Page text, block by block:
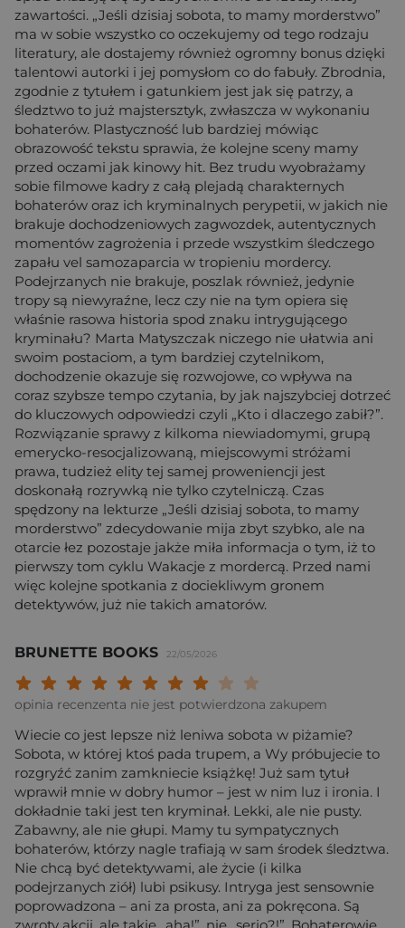
zawartości. „Jeśli dzisiaj sobota, to mamy morderstwo”
ma w sobie wszystko co oczekujemy od tego rodzaju
literatury, ale dostajemy również ogromny bonus dzięki
talentowi autorki i jej pomysłom co do fabuły. Zbrodnia,
zgodnie z tytułem i gatunkiem jest jak się patrzy, a
śledztwo to już majstersztyk, zwłaszcza w wykonaniu
bohaterów. Plastyczność lub bardziej mówiąc
obrazowość tekstu sprawia, że kolejne sceny mamy
przed oczami jak kinowy hit. Bez trudu wyobrażamy
sobie filmowe kadry z całą plejadą charakternych
bohaterów oraz ich kryminalnych perypetii, w jakich nie
brakuje dochodzeniowych zagwozdek, autentycznych
momentów zagrożenia i przede wszystkim śledczego
zapału vel samozaparcia w tropieniu mordercy.
Podejrzanych nie brakuje, poszlak również, jedynie
tropy są niewyraźne, lecz czy nie na tym opiera się
właśnie rasowa historia spod znaku intrygującego
kryminału? Marta Matyszczak niczego nie ułatwia ani
swoim postaciom, a tym bardziej czytelnikom,
dochodzenie okazuje się rozwojowe, co wpływa na
coraz szybsze tempo czytania, by jak najszybciej dotrzeć
do kluczowych odpowiedzi czyli „Kto i dlaczego zabił?”.
Rozwiązanie sprawy z kilkoma niewiadomymi, grupą
emerycko-resocjalizowaną, miejscowymi stróżami
prawa, tudzież elity tej samej proweniencji jest
doskonałą rozrywką nie tylko czytelniczą. Czas
spędzony na lekturze „Jeśli dzisiaj sobota, to mamy
morderstwo” zdecydowanie mija zbyt szybko, ale na
otarcie łez pozostaje jakże miła informacja o tym, iż to
pierwszy tom cyklu Wakacje z mordercą. Przed nami
więc kolejne spotkania z dociekliwym gronem
detektywów, już nie takich amatorów.
BRUNETTE BOOKS 22/05/2026
Twoja ocena:
Twoja ocena: Wybitna 9/
Twoja ocena: Rewelacyjna 8/
Twoja ocena: Bardzo dobra 7/10"
Twoja ocena: Dobra 6/10"
Twoja ocena: Przeciętna 5/10"
Twoja ocena: Może być 4/10"
Twoja ocena: Słaba 3/10"
Twoja ocena: Bardzo słaba 2/10"
Twoja ocena: Beznadziejna 1/10"
opinia recenzenta nie jest potwierdzona zakupem
Wiecie co jest lepsze niż leniwa sobota w piżamie?
Sobota, w której ktoś pada trupem, a Wy próbujecie to
rozgryźć zanim zamkniecie książkę! Już sam tytuł
wprawił mnie w dobry humor – jest w nim luz i ironia. I
dokładnie taki jest ten kryminał. Lekki, ale nie pusty.
Zabawny, ale nie głupi. Mamy tu sympatycznych
bohaterów, którzy nagle trafiają w sam środek śledztwa.
Nie chcą być detektywami, ale życie (i kilka
podejrzanych ziół) lubi psikusy. Intryga jest sensownie
poprowadzona – ani za prosta, ani za pokręcona. Są